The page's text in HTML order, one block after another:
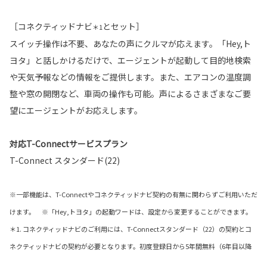
［コネクティッドナビ＊1 とセット］
スイッチ操作は不要、あなたの声にクルマが応えます。「Hey,ト
ヨタ」と話しかけるだけで、エージェントが起動して目的地検索
や天気予報などの情報をご提供します。また、エアコンの温度調
整や窓の開閉など、車両の操作も可能。声によるさまざまなご要
望にエージェントがお応えします。
対応T-Connectサービスプラン
T-Connect スタンダード(22)
※一部機能は、T-Connectやコネクティッドナビ契約の有無に関わらずご利用いただ
けます。 ※「Hey,トヨタ」の起動ワードは、設定から変更することができます。
＊1. コネクティッドナビのご利用には、T-Connectスタンダード（22）の契約とコ
ネクティッドナビの契約が必要となります。初度登録日から5年間無料（6年目以降